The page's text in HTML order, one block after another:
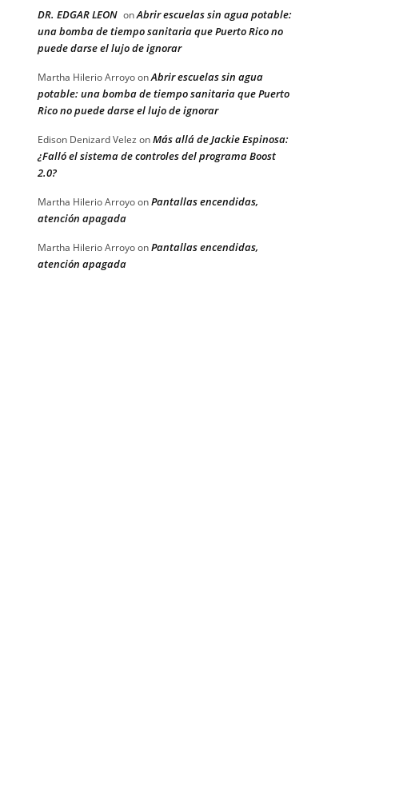
DR. EDGAR LEON onAbrir escuelas sin agua potable:
una bomba de tiempo sanitaria que Puerto Rico no
puede darse el lujo de ignorar
Martha Hilerio ArroyoonAbrir escuelas sin agua
potable: una bomba de tiempo sanitaria que Puerto
Rico no puede darse el lujo de ignorar
Edison Denizard Velez onMás allá de Jackie Espinosa:
¿Falló el sistema de controles del programa Boost
2.0?
Martha Hilerio ArroyoonPantallas encendidas,
atención apagada
Martha Hilerio ArroyoonPantallas encendidas,
atención apagada